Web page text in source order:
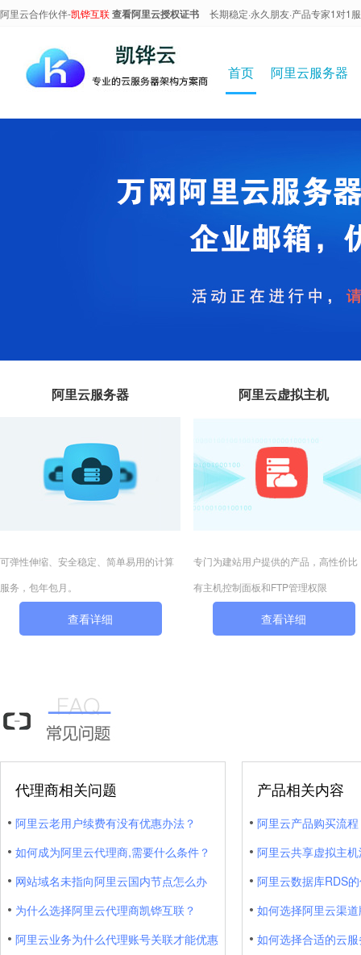
阿里云合作伙伴-凯铧互联查看阿里云授权证书 长期稳定·永久朋友·产品专家1对1
首页 阿里云服务器
阿里云服务器
可弹性伸缩、安全稳定、简单易用的计算
服务，包年包月。
查看详细
阿里云虚拟主机
专门为建站用户提供的产品，高性价比
有主机控制面板和FTP管理权限
查看详细
代理商相关问题
阿里云老用户续费有没有优惠办法？
如何成为阿里云代理商,需要什么条件？
网站域名未指向阿里云国内节点怎么办
为什么选择阿里云代理商凯铧互联？
阿里云业务为什么代理账号关联才能优惠
产品相关内容
阿里云产品购买流程
阿里云共享虚拟主
阿里云数据库RDS
如何选择阿里云渠
如何选择合适的云